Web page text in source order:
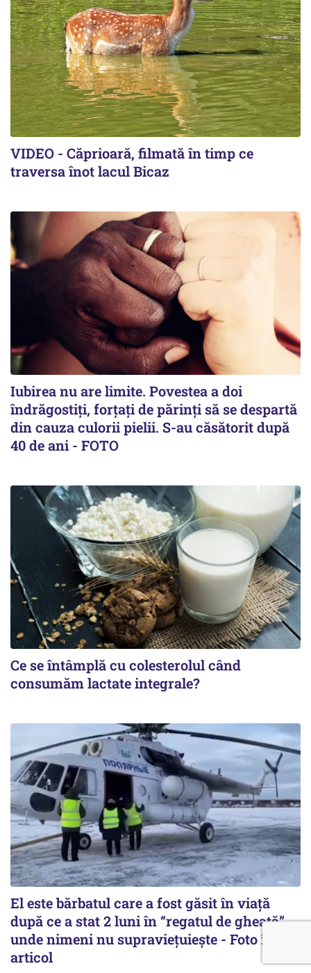
VIDEO - Căprioară, filmată în timp ce
traversa înot lacul Bicaz
Iubirea nu are limite. Povestea a doi
îndrăgostiţi, forţaţi de părinţi să se despartă
din cauza culorii pielii. S-au căsătorit după
40 de ani - FOTO
Ce se întâmplă cu colesterolul când
consumăm lactate integrale?
El este bărbatul care a fost găsit în viață
după ce a stat 2 luni în “regatul de gheață”,
unde nimeni nu supraviețuiește - Foto în
articol